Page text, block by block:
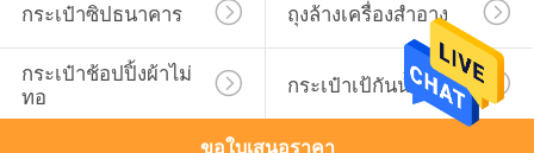
กระเป๋าซิปธนาคาร ถุงล้างเครื่องสำอาง
กระเป๋าช้อปปิ้งผ้าไม่
ทอ
กระเป๋าเป้กันน้ำ
ขอใบเสนอราคา